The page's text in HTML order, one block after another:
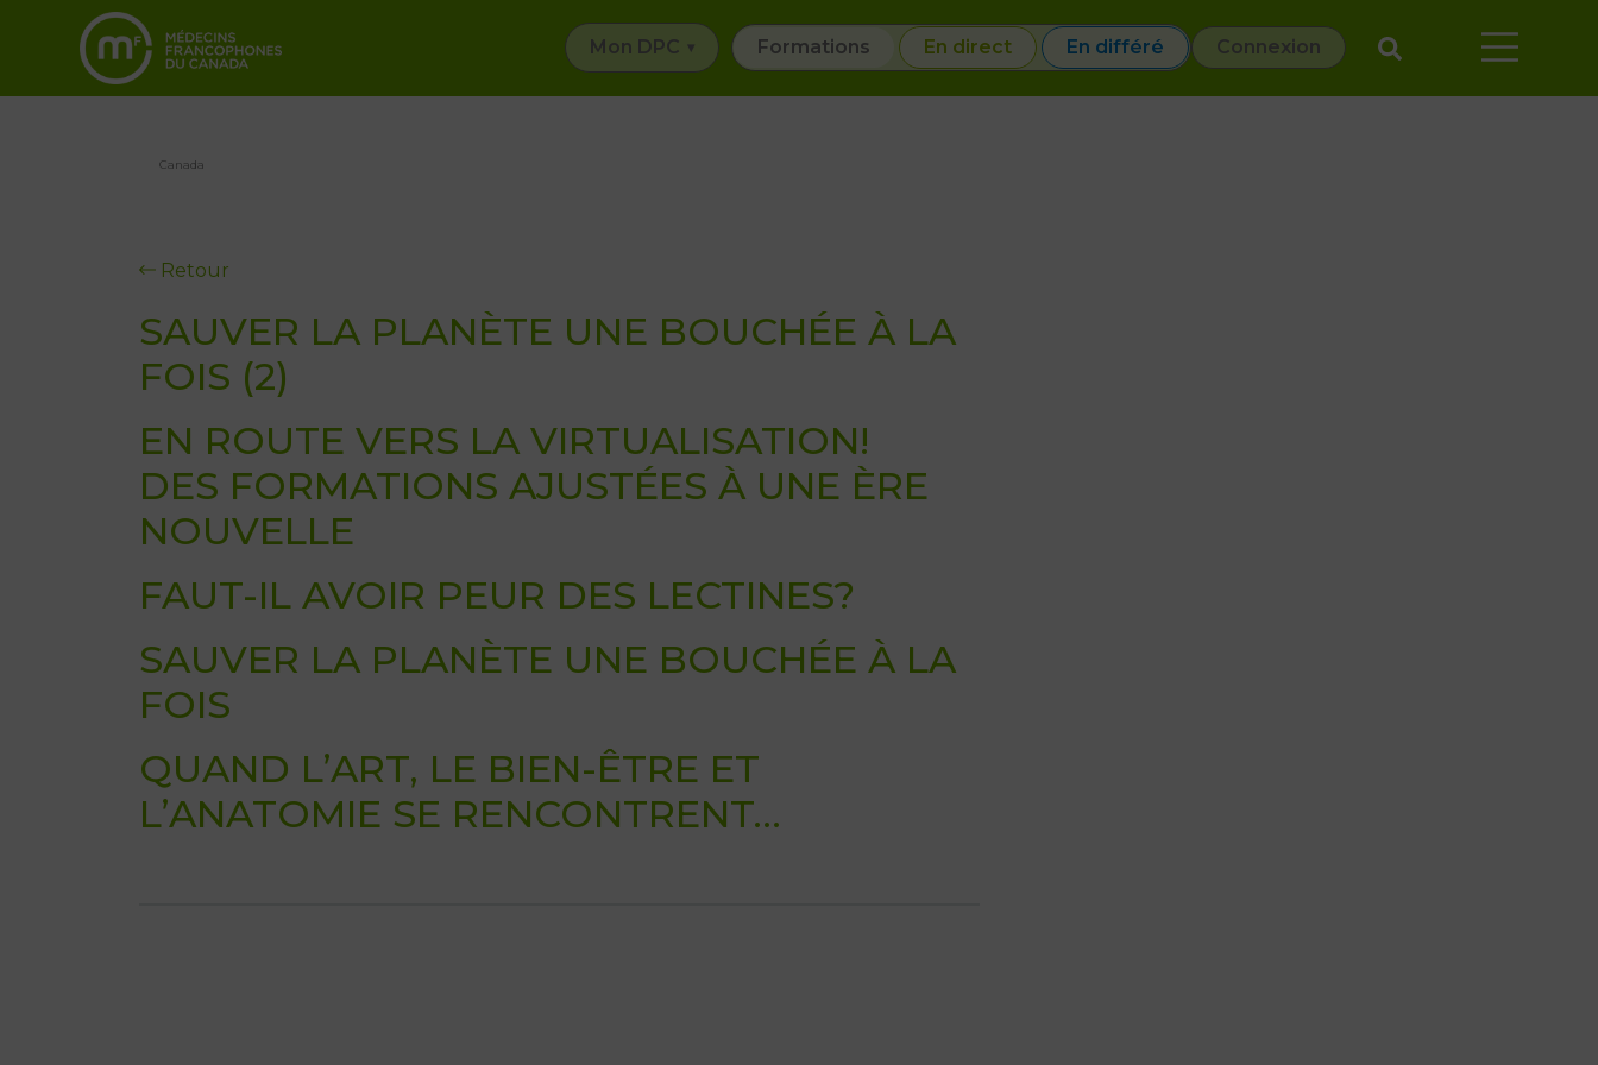
Mon DPC Formations En direct En différé Connexion
Mon DPC Formations En direct En différé Connexion
Canada
Retour
SAUVER LA PLANÈTE UNE BOUCHÉE À LA
FOIS (2)
EN ROUTE VERS LA VIRTUALISATION!
DES FORMATIONS AJUSTÉES À UNE ÈRE
NOUVELLE
FAUT-IL AVOIR PEUR DES LECTINES?
SAUVER LA PLANÈTE UNE BOUCHÉE À LA
FOIS
QUAND L’ART, LE BIEN-ÊTRE ET
L’ANATOMIE SE RENCONTRENT…